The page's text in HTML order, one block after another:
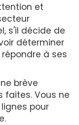
et
s'il décide de
déterminer
à ses
brève
faites. Vous ne
pour